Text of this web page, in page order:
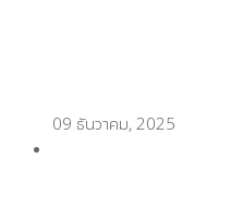
09 ธันวาคม, 2025